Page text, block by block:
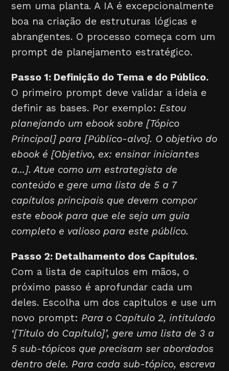
sem uma planta. A IA é excepcionalmente
boa na criação de estruturas lógicas e
abrangentes. O processo começa com um
prompt de planejamento estratégico.
Passo 1: Definição do Tema e do Público.
O primeiro prompt deve validar a ideia e
definir as bases. Por exemplo: Estou
planejando um ebook sobre [Tópico
Principal] para [Público-alvo]. O objetivo do
ebook é [Objetivo, ex: ensinar iniciantes
a...]. Atue como um estrategista de
conteúdo e gere uma lista de 5 a 7
capítulos principais que devem compor
este ebook para que ele seja um guia
completo e valioso para este público.
Passo 2: Detalhamento dos Capítulos.
Com a lista de capítulos em mãos, o
próximo passo é aprofundar cada um
deles. Escolha um dos capítulos e use um
novo prompt: Para o Capítulo 2, intitulado
‘[Título do Capítulo]’, gere uma lista de 3 a
5 sub-tópicos que precisam ser abordados
dentro dele. Para cada sub-tópico, escreva